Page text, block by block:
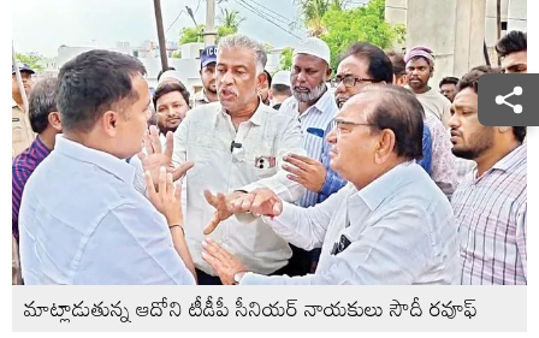
మాట్లాడుతున్న ఆదోని టీడీపీ సీనియర్‌ నాయకులు సౌదీ రవూఫ్‌